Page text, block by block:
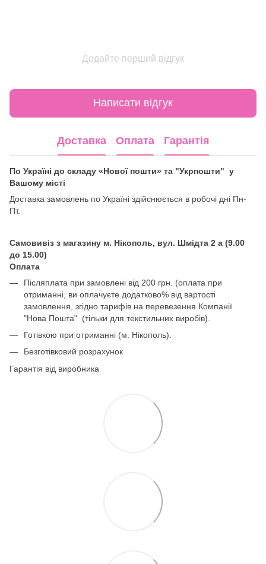
Додайте перший відгук
Написати відгук
Доставка Оплата Гарантія
По Україні до складу «Нової пошти» та "Укрпошти" у
Вашому місті
Доставка замовлень по Україні здійснюється в робочі дні Пн-
Пт.
Самовивіз з магазину м. Нікополь, вул. Шмідта 2 а (9.00
до 15.00)
Оплата
Післяплата при замовлені від 200 грн. (оплата при
отриманні, ви оплачуєте додатково% від вартості
замовлення, згідно тарифів на перевезення Компанії
"Нова Пошта" (тільки для текстильних виробів).
Готівкою при отриманні (м. Нікополь).
Безготівковий розрахунок
Гарантія від виробника